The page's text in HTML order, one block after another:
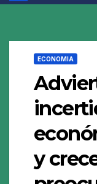
ECONOMIA
y